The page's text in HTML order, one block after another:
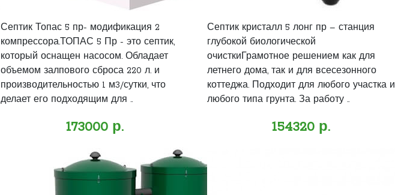
Септик Топас 5 пр- модификация 2
компрессора.ТОПАС 5 Пр - это септик,
который оснащен насосом. Обладает
объемом залпового сброса 220 л. и
производительностью 1 м3/сутки, что
делает его подходящим для ..
173000 р.
Септик кристалл 5 лонг пр – станция
глубокой биологической
очисткиГрамотное решением как для
летнего дома, так и для всесезонного
коттеджа. Подходит для любого участка и
любого типа грунта. За работу ..
154320 р.